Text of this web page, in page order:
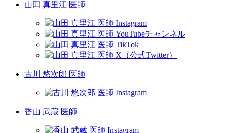
山田 真里江 医師
古川 悠次郎 医師
香山 武蔵 医師